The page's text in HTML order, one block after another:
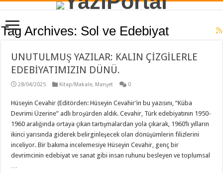
Tag Archives: Sol ve Edebiyat
UNUTULMUŞ YAZILAR: KALIN ÇİZGİLERLE
EDEBİYATIMIZIN DÜNÜ.
28/04/2025 Kitap/Makale, Manşet 0
Hüseyin Cevahir (Editörden: Hüseyin Cevahir’in bu yazısını, “Küba
Devrimi Üzerine” adlı broşürden aldık. Cevahir, Türk edebiyatının 1950-
1960 aralığında ortaya çıkan tartışmalardan yola çıkarak, 1960’lı yılların
ikinci yarısında giderek belirginleşecek olan dönüşümlerin filizlerini
inceliyor. Bir bakıma incelemesiye Hüseyin Cevahir, genç bir
devrimcinin edebiyat ve sanat gibi insan ruhunu besleyen ve toplumsal
…